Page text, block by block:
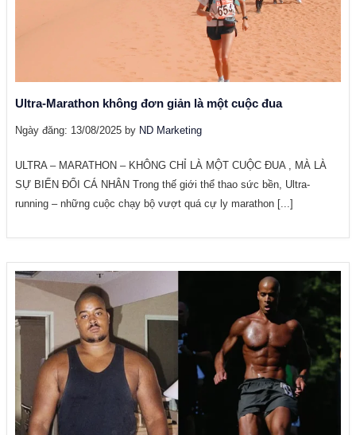
Ultra-Marathon không đơn giản là một cuộc đua
Ngày đăng: 13/08/2025 by ND Marketing
ULTRA – MARATHON – KHÔNG CHỈ LÀ MỘT CUỘC ĐUA , MÀ LÀ
SỰ BIẾN ĐỔI CÁ NHÂN Trong thế giới thể thao sức bền, Ultra-
running – những cuộc chạy bộ vượt quá cự ly marathon [...]